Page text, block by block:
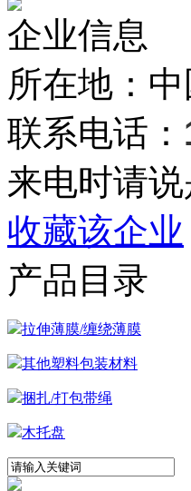
企业信息
所在地：
联系电话：
来电时请
收藏该企业
产品目录
拉伸薄膜/缠绕薄膜
其他塑料包装材料
捆扎/打包带绳
木托盘